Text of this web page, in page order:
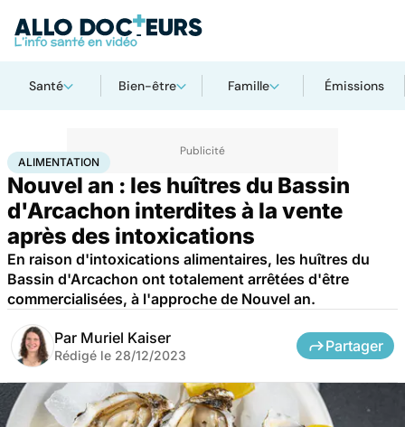
Santé Bien-être Famille Émissions
AccueilSantéAlimentation
ALIMENTATION
Nouvel an : les huîtres du Bassin
d'Arcachon interdites à la vente
après des intoxications
En raison d'intoxications alimentaires, les huîtres du
Bassin d'Arcachon ont totalement arrêtées d'être
commercialisées, à l'approche de Nouvel an.
Par Muriel Kaiser
Rédigé le 28/12/2023
Partager